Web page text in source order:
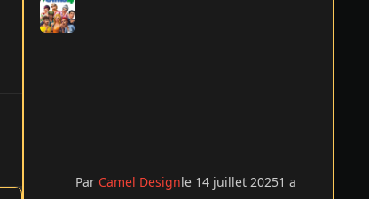
Par Camel Designle 14 juillet 20251 a